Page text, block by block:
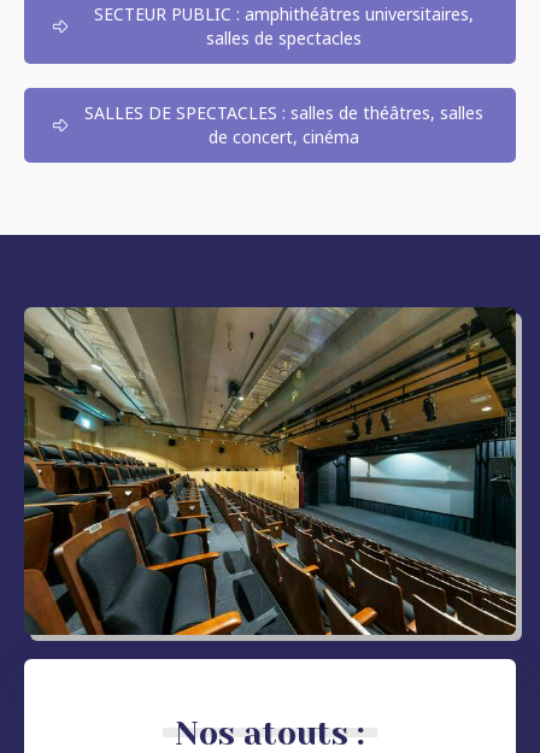
SECTEUR PUBLIC : amphithéâtres universitaires,
salles de spectacles
SALLES DE SPECTACLES : salles de théâtres, salles
de concert, cinéma
Nos atouts :